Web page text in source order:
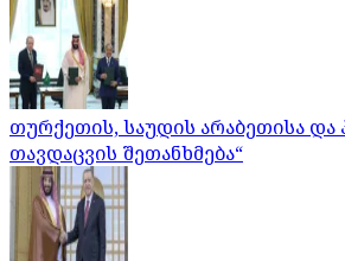
თურქეთის, საუდის არაბეთისა და
თავდაცვის შეთანხმება“